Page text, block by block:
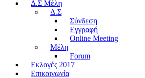
Δ.Σ Μέλη
Δ.Σ
Σύνδεση
Εγγραφή
Online Meeting
Μέλη
Forum
Εκλογές 2017
Επικοινωνία